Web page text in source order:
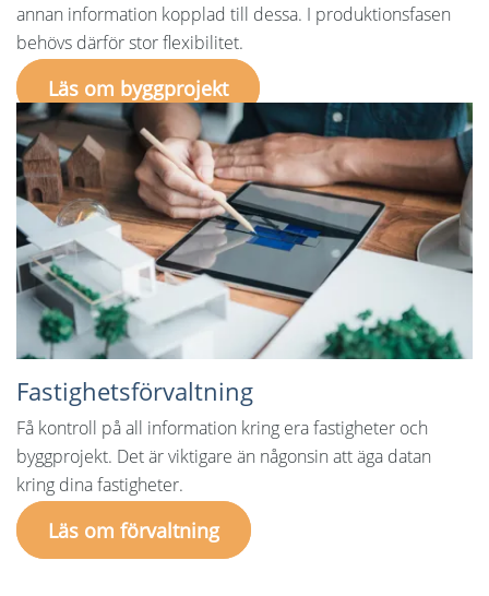
annan information kopplad till dessa. I produktionsfasen
behövs därför stor flexibilitet.
Läs om byggprojekt
Fastighetsförvaltning
Få kontroll på all information kring era fastigheter och
byggprojekt. Det är viktigare än någonsin att äga datan
kring dina fastigheter.
Läs om förvaltning